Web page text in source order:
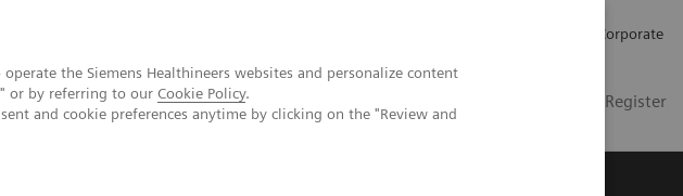
the Siemens Healthineers websites and personalize content
or by referring to our Cookie Policy.
and cookie preferences anytime by clicking on the "Review and
Corporate
Login / Register